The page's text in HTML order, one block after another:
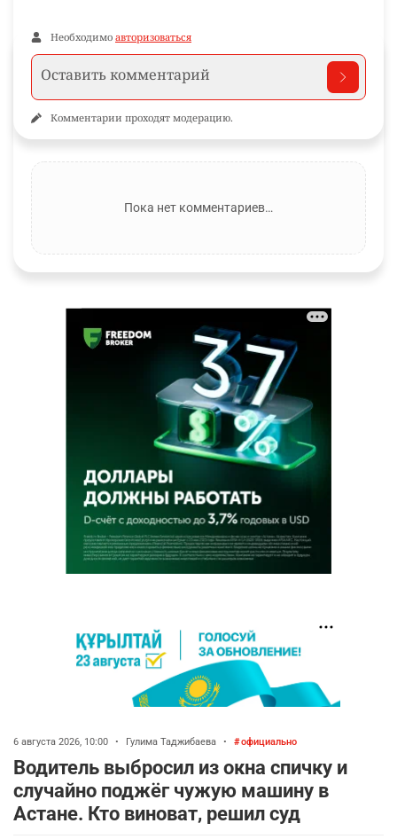
Необходимо авторизоваться
Комментарии проходят модерацию.
Пока нет комментариев…
6 августа 2026, 10:00 • Гулима Таджибаева • официально
Водитель выбросил из окна спичку и
случайно поджёг чужую машину в
Астане. Кто виноват, решил суд